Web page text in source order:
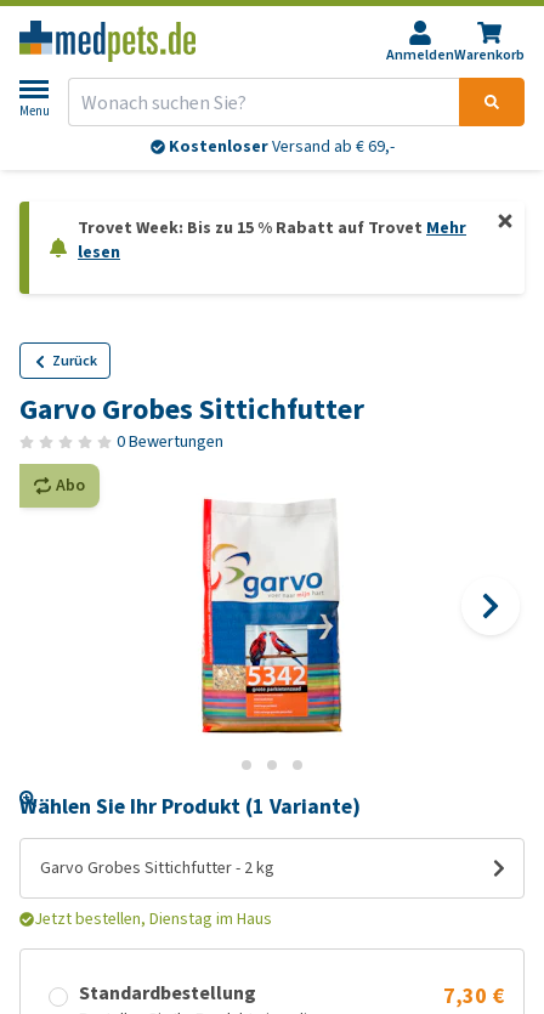
AnmeldenWarenkorb
Menu
KostenloserVersand ab € 69,-
Trovet Week: Bis zu 15 % Rabatt auf Trovet Mehr
lesen
Zurück
Garvo Grobes Sittichfutter
0 Bewertungen
Abo
Wählen Sie Ihr Produkt (1 Variante)
Garvo Grobes Sittichfutter - 2 kg
Jetzt bestellen, Dienstag im Haus
Standardbestellung 7,30 €